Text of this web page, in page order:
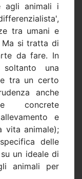
agli animali i
tra umani e
si tratta di
da fare. In
una
tra un certo
anche
concrete
e
vita animale);
delle
un ideale di
animali per